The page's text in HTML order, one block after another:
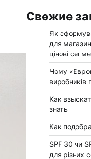
Свежие
Як
для
цінові
Чому
виробників
Как
знать
Как
SPF 30 чи
для різних